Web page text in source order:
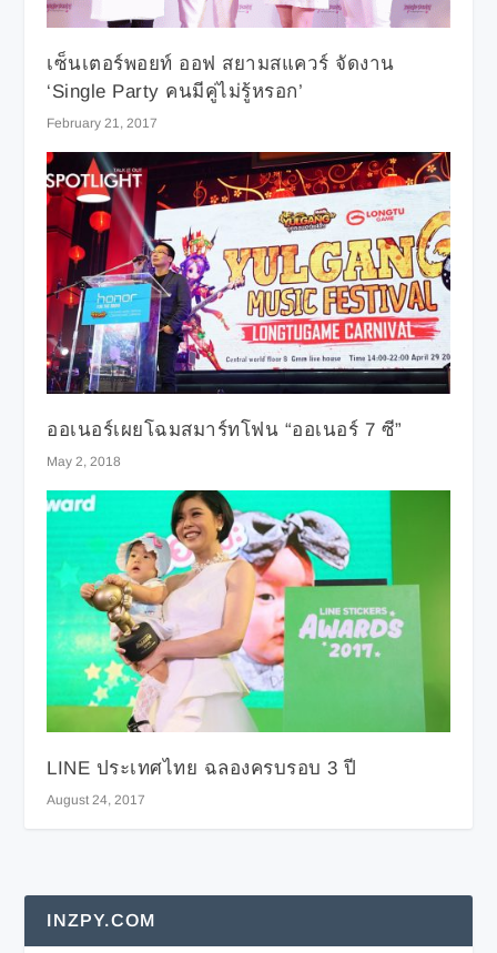
เซ็นเตอร์พอยท์ ออฟ สยามสแควร์ จัดงาน
‘Single Party คนมีคู่ไม่รู้หรอก’
February 21, 2017
ออเนอร์เผยโฉมสมาร์ทโฟน “ออเนอร์ 7 ซี”
May 2, 2018
LINE ประเทศไทย ฉลองครบรอบ 3 ปี
August 24, 2017
INZPY.COM